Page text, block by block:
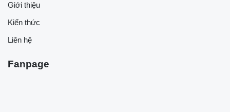
Giới thiệu
Kiến thức
Liên hệ
Fanpage